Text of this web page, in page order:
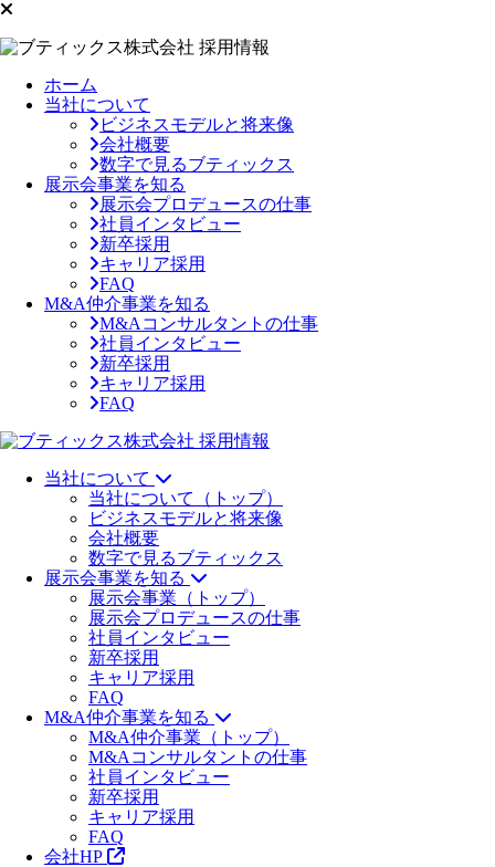
ホーム
当社について
ビジネスモデルと将来像
会社概要
数字で見るブティックス
展示会事業を知る
展示会プロデュースの仕事
社員インタビュー
新卒採用
キャリア採用
FAQ
M&A仲介事業を知る
M&Aコンサルタントの仕事
社員インタビュー
新卒採用
キャリア採用
FAQ
当社について
当社について（トップ）
ビジネスモデルと将来像
会社概要
数字で見るブティックス
展示会事業を知る
展示会事業（トップ）
展示会プロデュースの仕事
社員インタビュー
新卒採用
キャリア採用
FAQ
M&A仲介事業を知る
M&A仲介事業（トップ）
M&Aコンサルタントの仕事
社員インタビュー
新卒採用
キャリア採用
FAQ
会社HP